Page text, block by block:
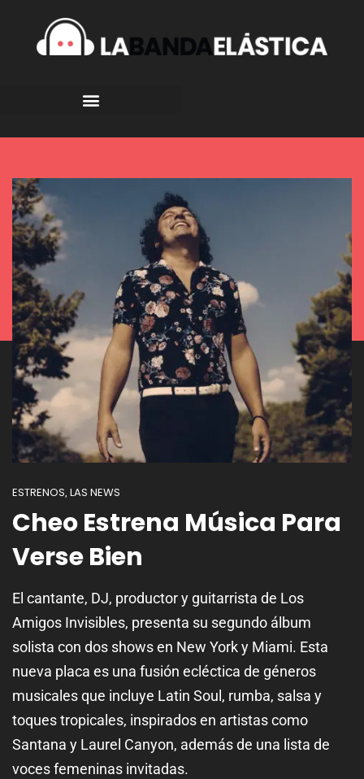
ESTRENOS, LAS NEWS
Cheo Estrena Música Para
Verse Bien
El cantante, DJ, productor y guitarrista de Los
Amigos Invisibles, presenta su segundo álbum
solista con dos shows en New York y Miami. Esta
nueva placa es una fusión ecléctica de géneros
musicales que incluye Latin Soul, rumba, salsa y
toques tropicales, inspirados en artistas como
Santana y Laurel Canyon, además de una lista de
voces femeninas invitadas.